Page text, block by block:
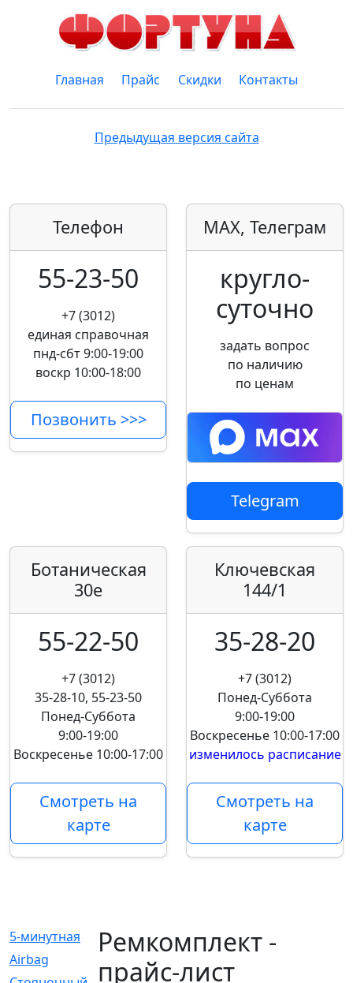
Главная Прайс Скидки Контакты
Предыдущая версия сайта
Телефон
55-23-50
+7 (3012)
единая справочная
пнд-сбт 9:00-19:00
воскр 10:00-18:00
Позвонить >>>
MAX, Телеграм
кругло­
суточно
задать вопрос
по наличию
по ценам
Telegram
Ботаническая
30е
55-22-50
+7 (3012)
35-28-10, 55-23-50
Понед-Суббота
9:00-19:00
Воскресенье 10:00-17:00
Смотреть на
карте
Ключевская
144/1
35-28-20
+7 (3012)
Понед-Суббота
9:00-19:00
Воскресенье 10:00-17:00
изменилось расписание
Смотреть на
карте
5-минутная
[1]
Airbag
[18]
Ремкомплект -
прайс-лист